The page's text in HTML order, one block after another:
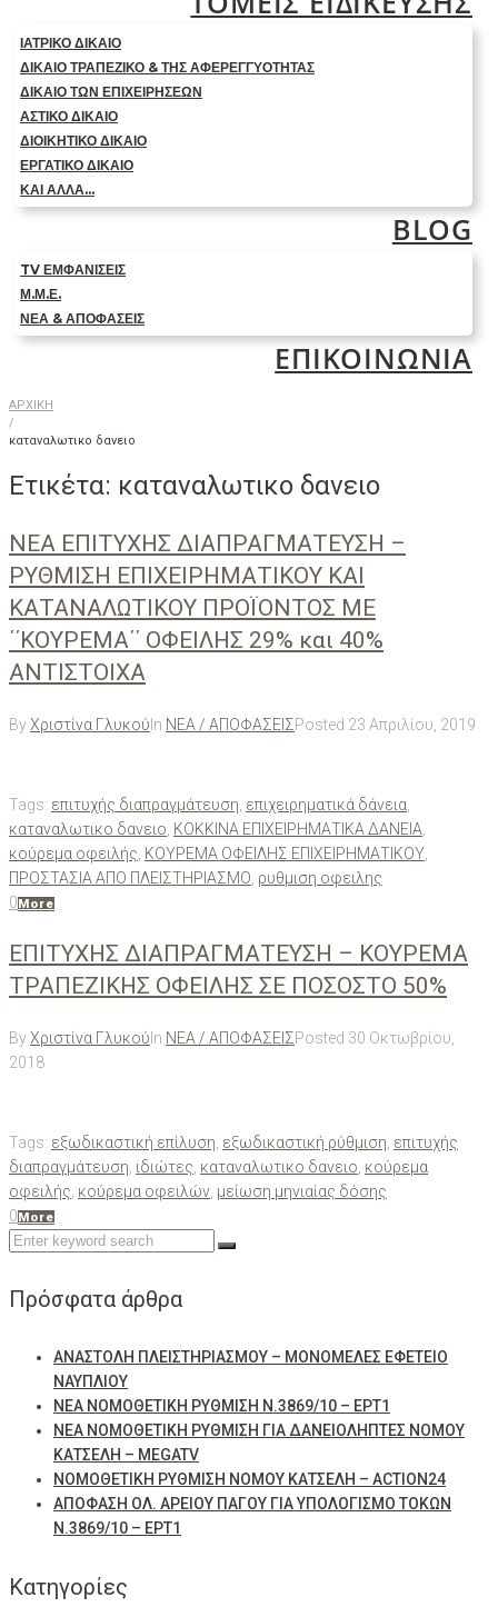
ΙΑΤΡΙΚΟ ΔΙΚΑΙΟ
ΔΙΚΑΙΟ ΤΡΑΠΕΖΙΚΟ & ΤΗΣ ΑΦΕΡΕΓΓΥΟΤΗΤΑΣ
ΔΙΚΑΙΟ ΤΩΝ ΕΠΙΧΕΙΡΗΣΕΩΝ
ΑΣΤΙΚΟ ΔΙΚΑΙΟ
ΔΙΟΙΚΗΤΙΚΟ ΔΙΚΑΙΟ
ΕΡΓΑΤΙΚΟ ΔΙΚΑΙΟ
ΚΑΙ ΑΛΛΑ…
BLOG
TV ΕΜΦΑΝΙΣΕΙΣ
Μ.Μ.Ε.
ΝΕΑ & ΑΠΟΦΑΣΕΙΣ
ΕΠΙΚΟΙΝΩΝΙΑ
ΑΡΧΙΚΗ
/
καταναλωτικο δανειο
Ετικέτα: καταναλωτικο δανειο
ΝΕΑ ΕΠΙΤΥΧΗΣ ΔΙΑΠΡΑΓΜΑΤΕΥΣΗ –
ΡΥΘΜΙΣΗ ΕΠΙΧΕΙΡΗΜΑΤΙΚΟΥ ΚΑΙ
ΚΑΤΑΝΑΛΩΤΙΚΟΥ ΠΡΟΪΟΝΤΟΣ ΜΕ
΄΄ΚΟΥΡΕΜΑ΄΄ ΟΦΕΙΛΗΣ 29% και 40%
ΑΝΤΙΣΤΟΙΧΑ
ByΧριστίνα Γλυκού In ΝΕΑ / ΑΠΟΦΑΣΕΙΣPosted 23 Απριλίου, 2019
Tags: επιτυχής διαπραγμάτευση επιχειρηματικά δάνεια
καταναλωτικο δανειο ΚΟΚΚΙΝΑ ΕΠΙΧΕΙΡΗΜΑΤΙΚΑ ΔΑΝΕΙΑ
κούρεμα οφειλής ΚΟΥΡΕΜΑ ΟΦΕΙΛΗΣ ΕΠΙΧΕΙΡΗΜΑΤΙΚΟΥ
ΠΡΟΣΤΑΣΙΑ ΑΠΟ ΠΛΕΙΣΤΗΡΙΑΣΜΟ ρυθμιση οφειλης
0 More
ΕΠΙΤΥΧΗΣ ΔΙΑΠΡΑΓΜΑΤΕΥΣΗ – ΚΟΥΡΕΜΑ
ΤΡΑΠΕΖΙΚΗΣ ΟΦΕΙΛΗΣ ΣΕ ΠΟΣΟΣΤΟ 50%
ByΧριστίνα Γλυκού In ΝΕΑ / ΑΠΟΦΑΣΕΙΣPosted 30 Οκτωβρίου,
2018
Tags: εξωδικαστική επίλυση εξωδικαστική ρύθμιση επιτυχής
διαπραγμάτευση ιδιώτες καταναλωτικο δανειο κούρεμα
οφειλής κούρεμα οφειλών μείωση μηνιαίας δόσης
0 More
Search
Πρόσφατα άρθρα
ΑΝΑΣΤΟΛΗ ΠΛΕΙΣΤΗΡΙΑΣΜΟΥ – ΜΟΝΟΜΕΛΕΣ ΕΦΕΤΕΙΟ
ΝΑΥΠΛΙΟΥ
ΝΕΑ ΝΟΜΟΘΕΤΙΚΗ ΡΥΘΜΙΣΗ Ν.3869/10 – ΕΡΤ1
ΝΕΑ ΝΟΜΟΘΕΤΙΚΗ ΡΥΘΜΙΣΗ ΓΙΑ ΔΑΝΕΙΟΛΗΠΤΕΣ ΝΟΜΟΥ
ΚΑΤΣΕΛΗ – MEGATV
ΝΟΜΟΘΕΤΙΚΗ ΡΥΘΜΙΣΗ ΝΟΜΟΥ ΚΑΤΣΕΛΗ – ACTION24
ΑΠΟΦΑΣΗ ΟΛ. ΑΡΕΙΟΥ ΠΑΓΟΥ ΓΙΑ ΥΠΟΛΟΓΙΣΜΟ ΤΟΚΩΝ
Ν.3869/10 – ΕΡΤ1
Kατηγορίες